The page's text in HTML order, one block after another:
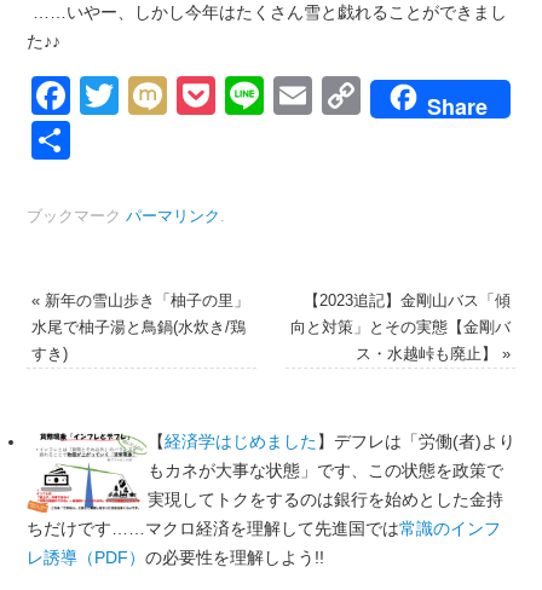
……いやー、しかし今年はたくさん雪と戯れることができまし
た♪♪
Facebook
Twitter
MixiPocket
LineEmailCopyShare
ブックマーク パーマリンク
«新年の雪山歩き「柚子の里」
水尾で柚子湯と鳥鍋(水炊き/鶏
すき)
【2023追記】金剛山バス「傾
向と対策」とその実態【金剛バ
ス・水越峠も廃止】»
【経済学はじめました】デフレは「労働(者)より
もカネが大事な状態」です、この状態を政策で
実現してトクをするのは銀行を始めとした金持
ちだけです……マクロ経済を理解して先進国では常識のインフ
レ誘導（PDF） の必要性を理解しよう!!